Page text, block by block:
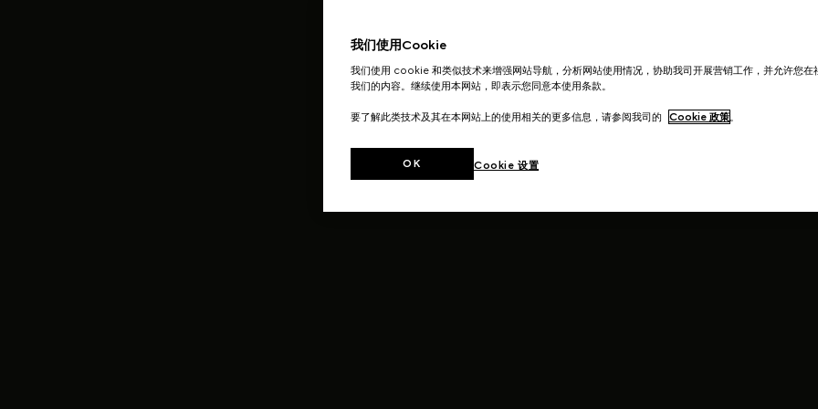
我们使用Cookie
我们使用 cookie 和类似技术来增强网站导航，分析网站使用情况，协助我司开展营销工作，并允许您在
我们的内容。继续使用本网站，即表示您同意本使用条款。
要了解此类技术及其在本网站上的使用相关的更多信息，请参阅我司的 Cookie 政策。
Cookie 设置
OK